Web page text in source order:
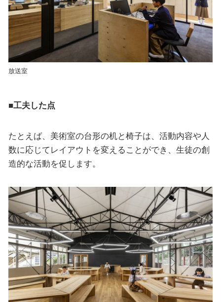
放送室
■工夫した点
たとえば、美術室の台形の机と椅子は、活動内容や人
数に応じてレイアウトを変えることができ、生徒の創
造的な活動を促します。